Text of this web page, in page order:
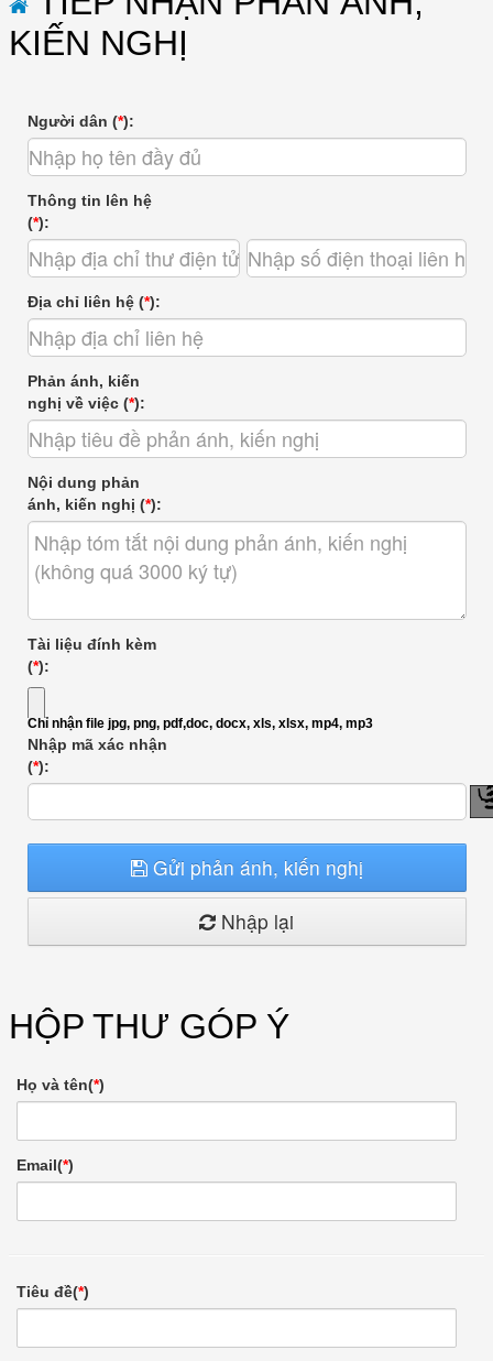
KIẾN NGHỊ
Người dân (*):
Thông tin lên hệ
(*):
Địa chỉ liên hệ (*):
Phản ánh, kiến
nghị về việc (*):
Nội dung phản
ánh, kiến nghị (*):
Tài liệu đính kèm
(*):
Chỉ nhận file jpg, png, pdf,doc, docx, xls, xlsx, mp4, mp3
Nhập mã xác nhận
(*):
Gửi phản ánh, kiến nghị
Nhập lại
HỘP THƯ GÓP Ý
Họ và tên(*)
Email(*)
Tiêu đề(*)